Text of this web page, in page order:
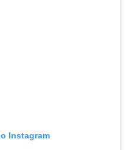
Instagram